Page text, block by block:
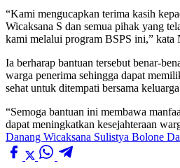
“Kami mengucapkan terima kasih
Wicaksana S dan semua pihak yang
kami melalui program BSPS ini,” kata
Ia berharap bantuan tersebut benar-
warga penerima sehingga dapat
sehat untuk ditempati bersama
“Semoga bantuan ini membawa
dapat meningkatkan kesejahteraan
Danang Wicaksana Sulistya Bolone